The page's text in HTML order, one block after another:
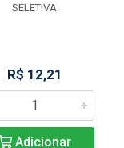
SELETIVA
R$ 12,21
Adicionar